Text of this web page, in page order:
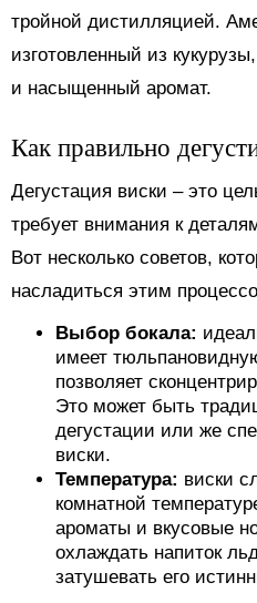
тройной дистилляцией.
изготовленный из
и насыщенный аромат.
Как правильно
Дегустация виски – это
требует внимания к
Вот несколько советов,
насладиться этим
Выбор бокала:
имеет
позволяет
Это может быть
дегустации или же
виски.
Температура: виски
комнатной
ароматы и вкусовые
охлаждать напиток
затушевать его